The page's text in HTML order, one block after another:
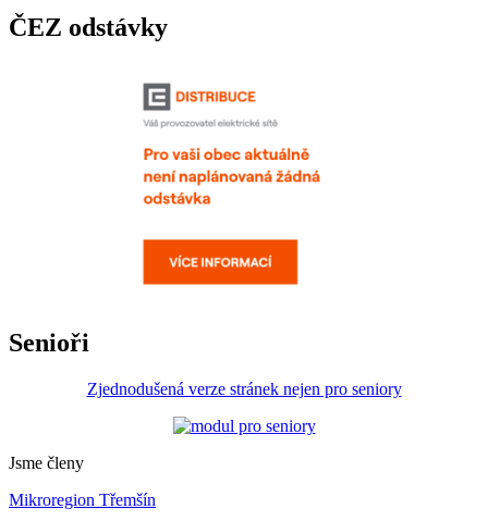
ČEZ odstávky
Senioři
Zjednodušená verze stránek nejen pro seniory
Jsme členy
Mikroregion Třemšín